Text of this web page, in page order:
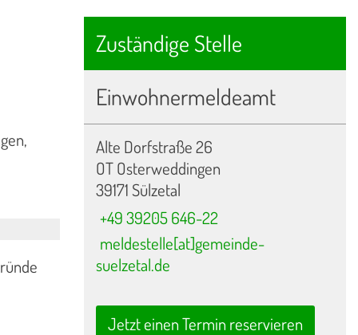
Zuständige Stelle
Einwohnermeldeamt
Alte Dorfstraße 26
OT Osterweddingen
39171 Sülzetal
+49 39205 646-22
meldestelle[at]gemeinde-
suelzetal.de
Jetzt einen Termin reservieren